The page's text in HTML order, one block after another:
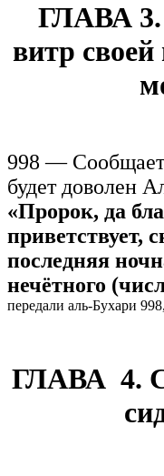
ГЛАВА 3.
витр своей
998 —
будет доволен
«Пророк, да
приветствует,
последняя
нечётного
передали аль-Бухари
ГЛАВА 4.